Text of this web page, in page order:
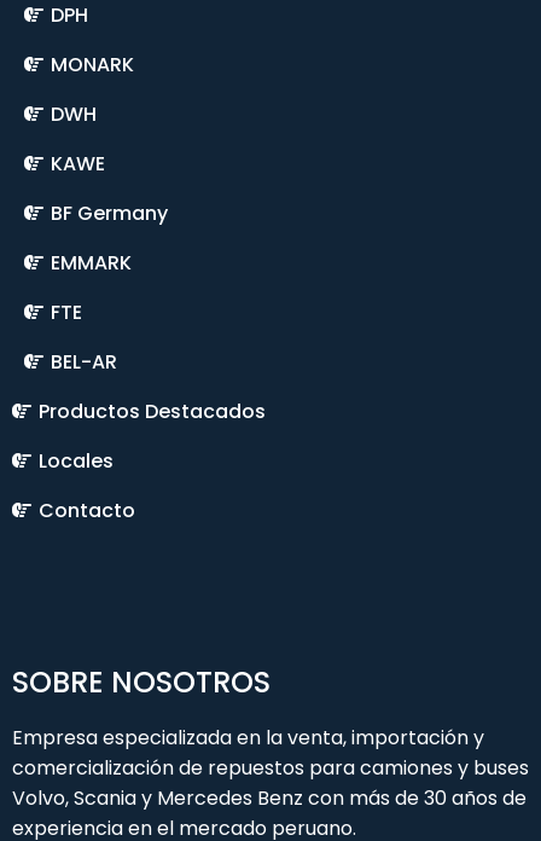
DPH
MONARK
DWH
KAWE
BF Germany
EMMARK
FTE
BEL-AR
Productos Destacados
Locales
Contacto
SOBRE NOSOTROS
Empresa especializada en la venta, importación y
comercialización de repuestos para camiones y buses
Volvo, Scania y Mercedes Benz con más de 30 años de
experiencia en el mercado peruano.